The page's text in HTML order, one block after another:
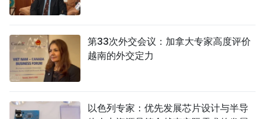
第33次外交会议：加拿大专家高度评价
越南的外交定力
以色列专家：优先发展芯片设计与半导